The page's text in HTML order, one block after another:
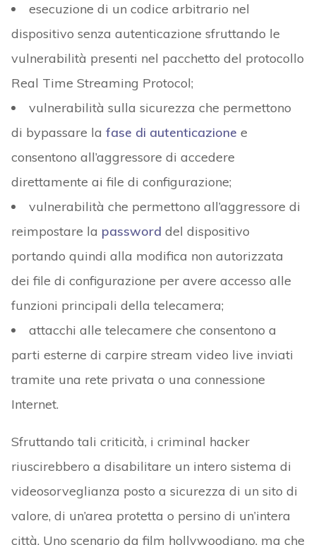
esecuzione di un codice arbitrario nel
dispositivo senza autenticazione sfruttando le
vulnerabilità presenti nel pacchetto del protocollo
Real Time Streaming Protocol;
vulnerabilità sulla sicurezza che permettono
di bypassare la fase di autenticazione e
consentono all’aggressore di accedere
direttamente ai file di configurazione;
vulnerabilità che permettono all’aggressore di
reimpostare la password del dispositivo
portando quindi alla modifica non autorizzata
dei file di configurazione per avere accesso alle
funzioni principali della telecamera;
attacchi alle telecamere che consentono a
parti esterne di carpire stream video live inviati
tramite una rete privata o una connessione
Internet.
Sfruttando tali criticità, i criminal hacker
riuscirebbero a disabilitare un intero sistema di
videosorveglianza posto a sicurezza di un sito di
valore, di un’area protetta o persino di un’intera
città. Uno scenario da film hollywoodiano, ma che